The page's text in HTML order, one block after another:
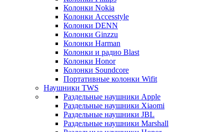
Колонки Nokia
Колонки Accesstyle
Колонки DENN
Колонки Ginzzu
Колонки Harman
Колонки и радио Blast
Колонки Honor
Колонки Soundcore
Портативные колонки Wifit
Наушники TWS
Раздельные наушники Apple
Раздельные наушники Xiaomi
Раздельные наушники JBL
Раздельные наушники Marshall